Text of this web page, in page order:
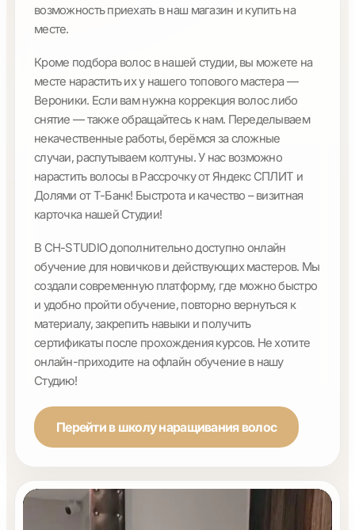
возможность приехать в наш магазин и купить на
месте.
Кроме подбора волос в нашей студии, вы можете на
месте нарастить их у нашего топового мастера —
Вероники. Если вам нужна коррекция волос либо
снятие — также обращайтесь к нам. Переделываем
некачественные работы, берёмся за сложные
случаи, распутываем колтуны. У нас возможно
нарастить волосы в Рассрочку от Яндекс СПЛИТ и
Долями от Т-Банк! Быстрота и качество – визитная
карточка нашей Cтудии!
В CH-STUDIO дополнительно доступно онлайн
обучение для новичков и действующих мастеров. Мы
создали современную платформу, где можно быстро
и удобно пройти обучение, повторно вернуться к
материалу, закрепить навыки и получить
сертификаты после прохождения курсов. Не хотите
онлайн-приходите на офлайн обучение в нашу
Cтудию!
Перейти в школу наращивания волос